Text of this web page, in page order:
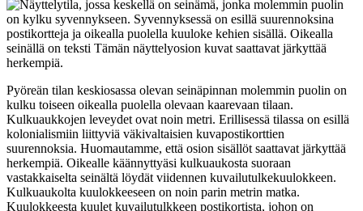
Pyöreän tilan keskiosassa olevan seinäpinnan molemmin puolin on
kulku toiseen oikealla puolella olevaan kaarevaan tilaan.
Kulkuaukkojen leveydet ovat noin metri. Erillisessä tilassa on esillä
kolonialismiin liittyviä väkivaltaisien kuvapostikorttien
suurennoksia. Huomautamme, että osion sisällöt saattavat järkyttää
herkempiä. Oikealle käännyttyäsi kulkuaukosta suoraan
vastakkaiselta seinältä löydät viidennen kuvailutulkekuulokkeen.
Kulkuaukolta kuulokkeeseen on noin parin metrin matka.
Kuulokkeesta kuulet kuvailutulkkeen postikortista, johon on